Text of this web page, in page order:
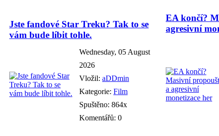
Jste fandové Star Treku? Tak to se
vám bude líbit tohle.
Wednesday, 05 August
2026
Vložil: aDDmin
Kategorie: Film
Spuštěno: 864x
Komentářů: 0
EA končí?
agresivní